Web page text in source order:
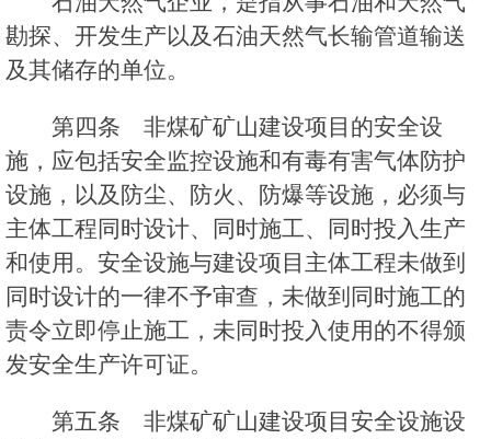
勘探、开发生产以及石油天然气长输管道输送
及其储存的单位。
第四条 非煤矿矿山建设项目的安全设
施，应包括安全监控设施和有毒有害气体防护
设施，以及防尘、防火、防爆等设施，必须与
主体工程同时设计、同时施工、同时投入生产
和使用。安全设施与建设项目主体工程未做到
同时设计的一律不予审查，未做到同时施工的
责令立即停止施工，未同时投入使用的不得颁
发安全生产许可证。
第五条 非煤矿矿山建设项目安全设施设